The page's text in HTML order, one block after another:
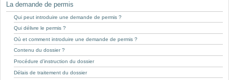
Etudes et publications
Mots-clés
Renseignements urbanistiques
La demande de permis
Qui peut introduire une demande de permis ?
Qui délivre le permis ?
Où et comment introduire une demande de permis ?
Contenu du dossier ?
Procédure d’instruction du dossier
Délais de traitement du dossier